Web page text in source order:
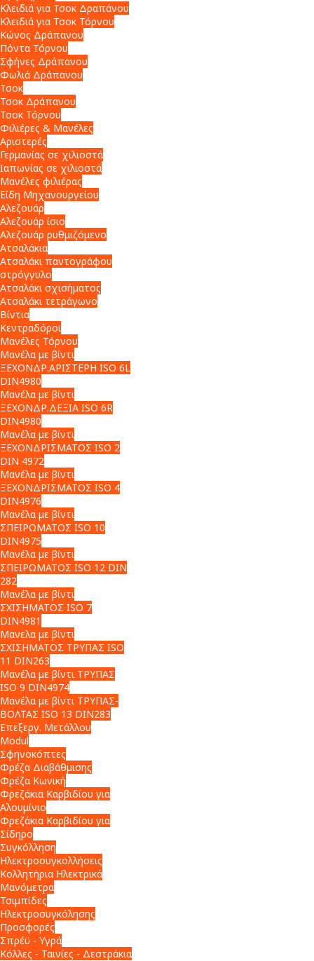
Κλειδιά για Τσοκ Δραπάνου
Κλειδιά για Τσοκ Τόρνου
Κώνος Δράπανου
Πόντα Τόρνου
Σφήνες Δράπανου
Φωλιά Δράπανου
Τσοκ
Τσοκ Δράπανου
Τσοκ Τόρνου
Φιλιέρες & Μανέλες
Αριστερές
Γερμανίας σε χιλιοστά
Ιαπωνίας σε χιλιοστά
Μανέλες φιλιέρας
Είδη Μηχανουργείου
Αλεζουάρ
Αλεζουάρ ίσιο
Αλεζουάρ ρυθμιζόμενο
Ατσαλάκια
Ατσαλάκι παντογράφου
στρόγγυλο
Ατσαλάκι σχισήματος
Ατσαλάκι τετράγωνο
Βίντια
Κεντραδόροι
Μανέλες Τόρνου
Μανέλα με βίντι
ΞΕΧΟΝΔΡ.ΑΡΙΣΤΕΡΗ ISO 6L
DIN4980
Μανέλα με βίντι
ΞΕΧΟΝΔΡ.ΔΕΞΙΑ ISO 6R
DIN4980
Μανέλα με βίντι
ΞΕΧΟΝΔΡΙΣΜΑΤΟΣ ISO 2
DIN 4972
Μανέλα με βίντι
ΞΕΧΟΝΔΡΙΣΜΑΤΟΣ ISO 4
DIN4976
Μανέλα με βίντι
ΣΠΕΙΡΩΜΑΤΟΣ ISO 10
DIN4975
Μανέλα με βίντι
ΣΠΕΙΡΩΜΑΤΟΣ ISO 12 DIN
282
Μανέλα με βίντι
ΣΧΙΣΗΜΑΤΟΣ ISO 7
DIN4981
Μανελα με βίντι
ΣΧΙΣΗΜΑΤΟΣ ΤΡΥΠΑΣ ISO
11 DIN263
Μανέλα με βίντι ΤΡΥΠΑΣ
ISO 9 DIN4974
Μανέλα με βίντι ΤΡΥΠΑΣ-
ΒΟΛΤΑΣ ISO 13 DIN283
Επεξεργ. Μετάλλου
Modul
Σφηνοκόπτες
Φρέζα Διαβάθμισης
Φρέζα Κωνική
Φρεζάκια Καρβιδίου για
Αλουμίνιο
Φρεζάκια Καρβιδίου για
Σίδηρο
Συγκόλληση
Ηλεκτροσυγκολλήσεις
Κολλητήρια Ηλεκτρικά
Μανόμετρα
Τσιμπίδες
Ηλεκτροσυγκόλησης
Προσφορές
Σπρέϋ - Υγρά
Κόλλες - Ταινίες - Δεστράκια